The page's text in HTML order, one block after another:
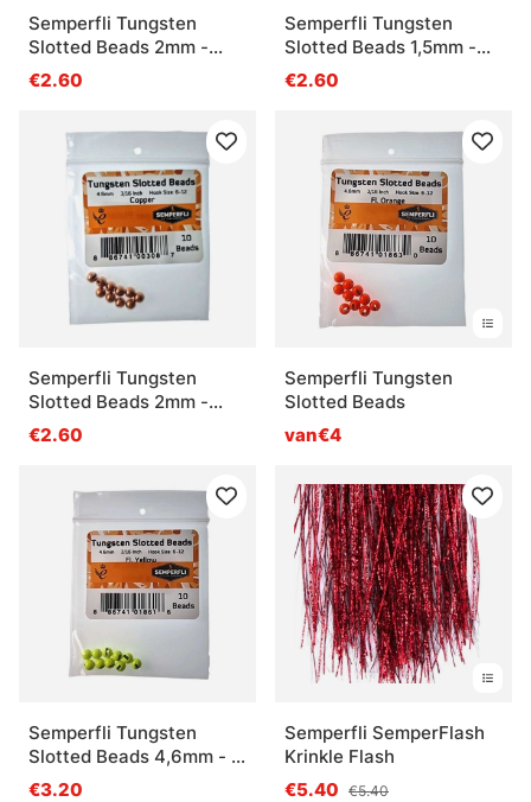
Semperfli Tungsten
Slotted Beads 2mm -
Silver
€2.60
Semperfli Tungsten
Slotted Beads 1,5mm -
Silver
€2.60
Semperfli Tungsten
Slotted Beads 2mm -
Copper
€2.60
Semperfli Tungsten
Slotted Beads
van€4
Semperfli Tungsten
Slotted Beads 4,6mm - Fl
Yellow
€3.20
Semperfli SemperFlash
Krinkle Flash
€5.40 €5.40